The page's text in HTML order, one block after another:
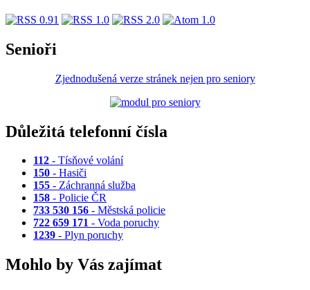
Senioři
Zjednodušená verze stránek nejen pro seniory
Důležitá telefonní čísla
112 - Tísňové volání
150 - Hasiči
155 - Záchranná služba
158 - Policie ČR
733 530 156 - Městská policie
722 659 171 - Voda poruchy
1239 - Plyn poruchy
Mohlo by Vás zajímat